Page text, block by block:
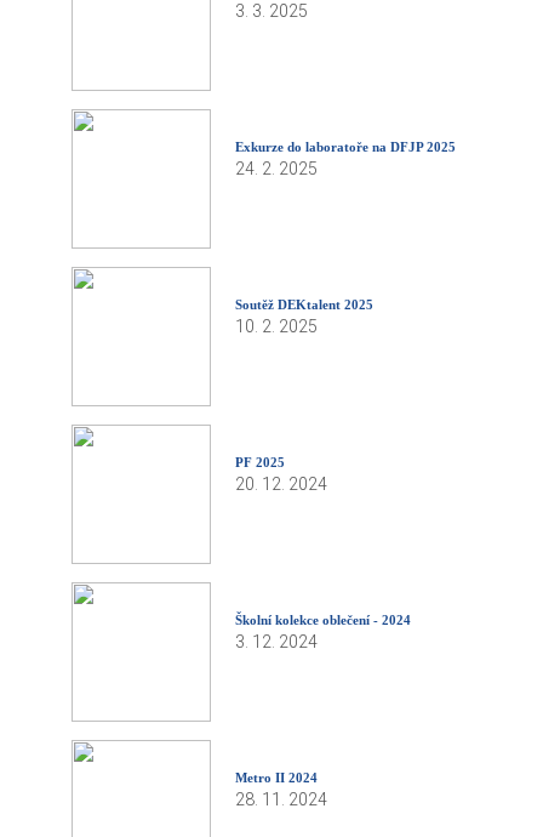
3. 3. 2025
Exkurze do laboratoře na DFJP 2025
24. 2. 2025
Soutěž DEKtalent 2025
10. 2. 2025
PF 2025
20. 12. 2024
Školní kolekce oblečení - 2024
3. 12. 2024
Metro II 2024
28. 11. 2024